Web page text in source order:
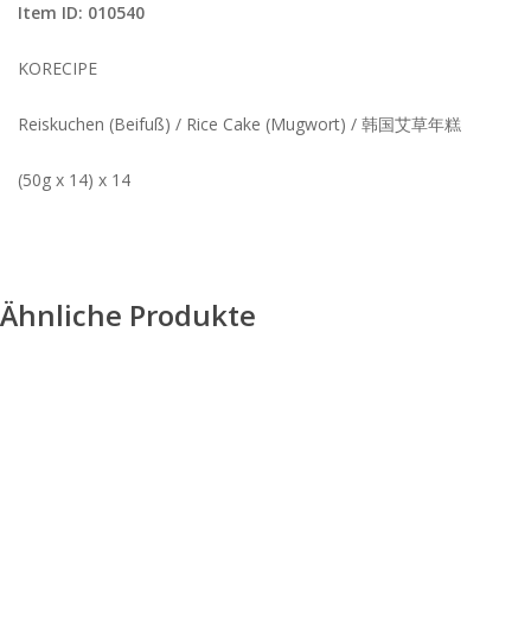
Item ID: 010540
KORECIPE
Reiskuchen (Beifuß) / Rice Cake (Mugwort) / 韩国艾草年糕
(50g x 14) x 14
Ähnliche Produkte